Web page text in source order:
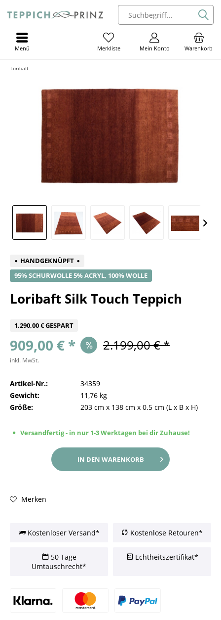
Warenkorb
Mein Konto
Merkliste
Menü
Loribaft
HANDGEKNÜPFT
95% SCHURWOLLE 5% ACRYL, 100% WOLLE
Loribaft Silk Touch Teppich
1.290,00 € GESPART
909,00 € * 2.199,00 € *
inkl. MwSt.
Artikel-Nr.:
34359
Gewicht:
11,76 kg
Größe:
203 cm x 138 cm x 0.5 cm (L x B x H)
Versandfertig - in nur 1-3 Werktagen bei dir Zuhause!
IN DEN WARENKORB
Merken
Kostenloser Versand* Kostenlose Retouren*
50 Tage
Umtauschrecht*
Echtheitszertifikat*